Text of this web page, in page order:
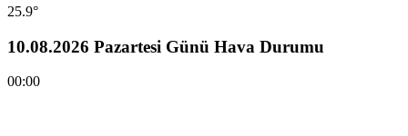
25.9°
10.08.2026 Pazartesi Günü Hava Durumu
00:00